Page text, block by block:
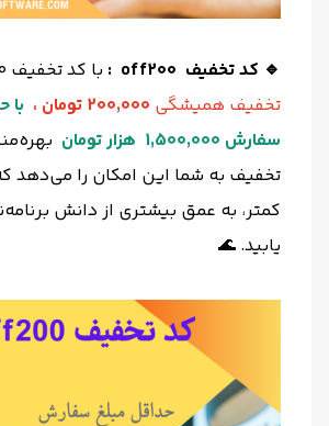
🔹 کد تخفیف off200 : با کد تخفیف off200 ،
تخفیف همیشگی 200,000 تومان ،
با
سفارش 1,500,000 هزار تومان
تخفیف به شما این امکان را می‌دهد
کمتر، به عمق بیشتری از دانش
یابید. 🌊